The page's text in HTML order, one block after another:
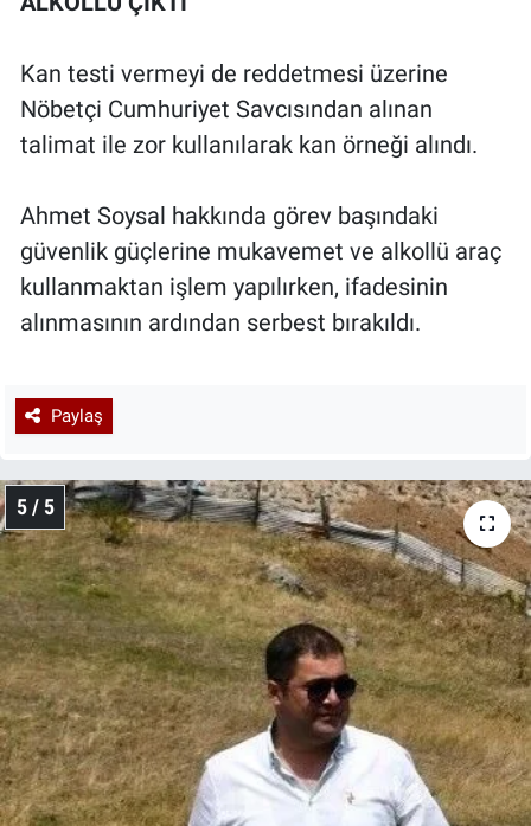
Kan testi vermeyi de reddetmesi üzerine
Nöbetçi Cumhuriyet Savcısından alınan
talimat ile zor kullanılarak kan örneği alındı.
Ahmet Soysal hakkında görev başındaki
güvenlik güçlerine mukavemet ve alkollü araç
kullanmaktan işlem yapılırken, ifadesinin
alınmasının ardından serbest bırakıldı.
Paylaş
5 / 5